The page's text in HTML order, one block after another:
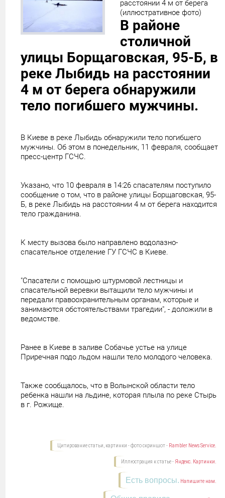
расстоянии 4 м от берега
(иллюстративное фото)
В районе
столичной
улицы Борщаговская, 95-Б, в
реке Лыбидь на расстоянии
4 м от берега обнаружили
тело погибшего мужчины.
В Киеве в реке Лыбидь обнаружили тело погибшего
мужчины. Об этом в понедельник, 11 февраля, сообщает
пресс-центр ГСЧС.
Указано, что 10 февраля в 14:26 спасателям поступило
сообщение о том, что в районе улицы Борщаговская, 95-
Б, в реке Лыбидь на расстоянии 4 м от берега находится
тело гражданина.
К месту вызова было направлено водолазно-
спасательное отделение ГУ ГСЧС в Киеве.
"Спасатели с помощью штурмовой лестницы и
спасательной веревки вытащили тело мужчины и
передали правоохранительным органам, которые и
занимаются обстоятельствами трагедии", - доложили в
ведомстве.
Ранее в Киеве в заливе Собачье устье на улице
Приречная подо льдом нашли тело молодого человека.
Также сообщалось, что в Волынской области тело
ребенка нашли на льдине, которая плыла по реке Стырь
в г. Рожище.
Цитирование статьи, картинки - фото скриншот - Rambler News Service.
Иллюстрация к статье - Яндекс. Картинки.
Есть вопросы. Напишите нам.